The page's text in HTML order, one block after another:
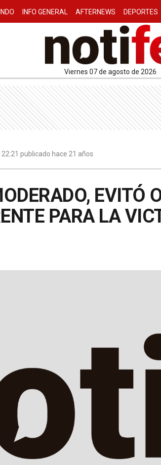
INFO GENERAL AFTERNEWS DEPORTES
viernes 07 de agosto de 2026
22:21 publicado hace 21 años
EVITÓ
PARA LA